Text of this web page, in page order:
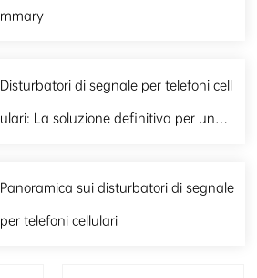
mmary
Disturbatori di segnale per telefoni cell
ulari: La soluzione definitiva per una c
Panoramica sui disturbatori di segnale
per telefoni cellulari